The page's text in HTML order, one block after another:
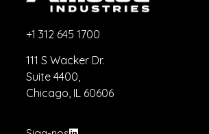
+1 312 645 1700
111 S Wacker Dr.
Suite 4400,
Chicago, IL 60606